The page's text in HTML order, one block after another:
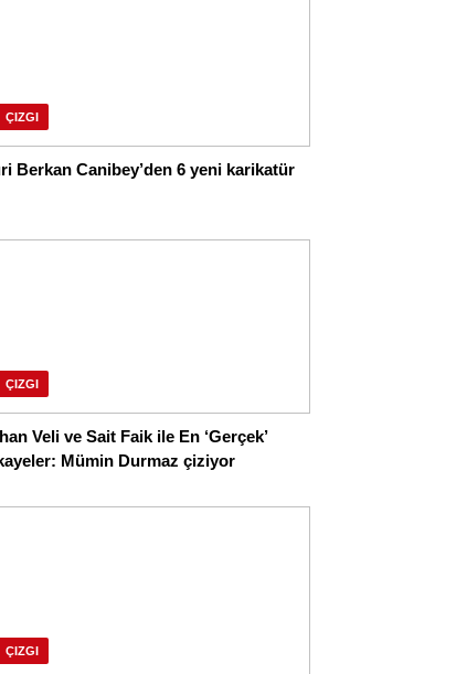
ÇIZGI
Berkan Canibey’den 6 yeni karikatür
ÇIZGI
Veli ve Sait Faik ile En ‘Gerçek’
Mümin Durmaz çiziyor
ÇIZGI